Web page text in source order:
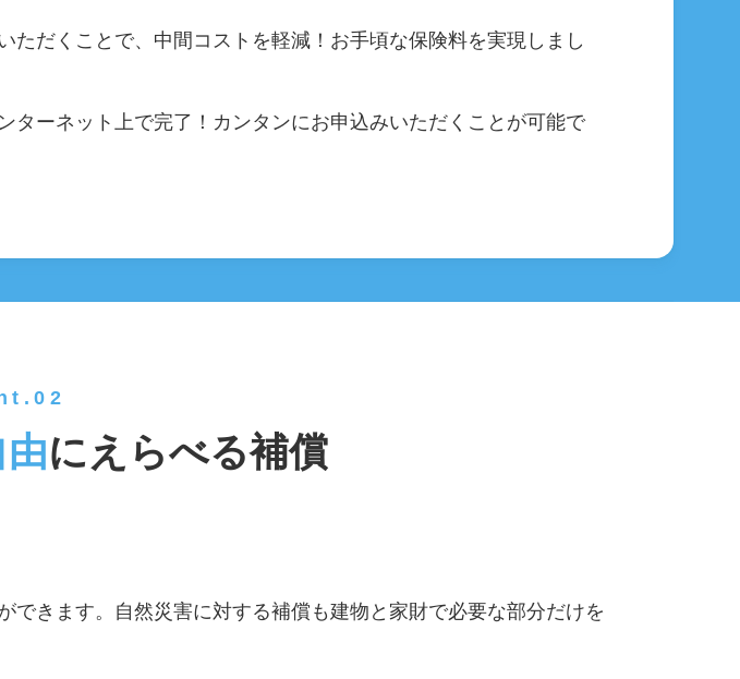
だくことで、中間コストを軽減！お手頃な保険料を実現しまし
ーネット上で完了！カンタンにお申込みいただくことが可能で
由にえらべる補償
きます。自然災害に対する補償も建物と家財で必要な部分だけを